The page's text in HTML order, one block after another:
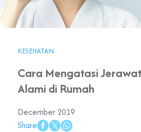
KESEHATAN
Cara Mengatasi
Alami di Rumah
December 2019
Share